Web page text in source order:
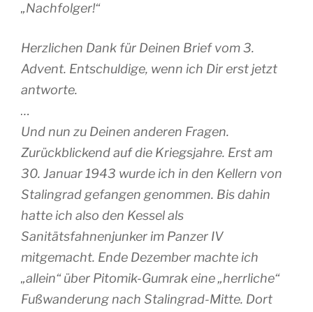
„Nachfolger!“
Herzlichen Dank für Deinen Brief vom 3.
Advent. Entschuldige, wenn ich Dir erst jetzt
antworte.
…
Und nun zu Deinen anderen Fragen.
Zurückblickend auf die Kriegsjahre. Erst am
30. Januar 1943 wurde ich in den Kellern von
Stalingrad gefangen genommen. Bis dahin
hatte ich also den Kessel als
Sanitätsfahnenjunker im Panzer IV
mitgemacht. Ende Dezember machte ich
„allein“ über Pitomik-Gumrak eine „herrliche“
Fußwanderung nach Stalingrad-Mitte. Dort